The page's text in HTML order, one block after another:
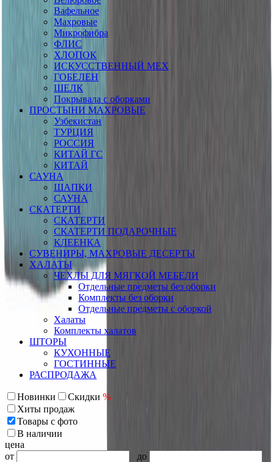
Вафельное
Махровые
Микрофибра
ФЛИС
ХЛОПОК
ИСКУССТВЕННЫЙ МЕХ
ГОБЕЛЕН
ШЕЛК
Покрывала с оборками
ПРОСТЫНИ МАХРОВЫЕ
Узбекистан
ТУРЦИЯ
РОССИЯ
КИТАЙ ГС
КИТАЙ
САУНА
ШАПКИ
САУНА
СКАТЕРТИ
СКАТЕРТИ
СКАТЕРТИ ПОДАРОЧНЫЕ
КЛЕЕНКА
СУВЕНИРЫ, МАХРОВЫЕ ДЕСЕРТЫ
ХАЛАТЫ
ЧЕХЛЫ ДЛЯ МЯГКОЙ МЕБЕЛИ
Отдельные предметы без оборки
Комплекты без оборки
Отдельные предметы с оборкой
Халаты
Комплекты халатов
ШТОРЫ
КУХОННЫЕ
ГОСТИННЫЕ
РАСПРОДАЖА
Новинки Скидки %
Хиты продаж
Товары с фото
В наличии
цена
от
до